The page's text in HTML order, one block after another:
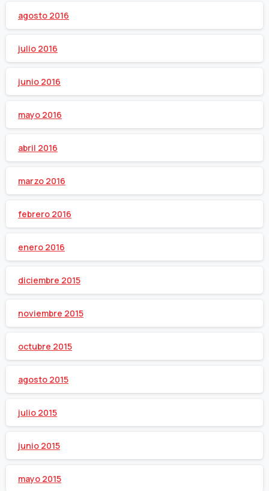
agosto 2016
julio 2016
junio 2016
mayo 2016
abril 2016
marzo 2016
febrero 2016
enero 2016
diciembre 2015
noviembre 2015
octubre 2015
agosto 2015
julio 2015
junio 2015
mayo 2015